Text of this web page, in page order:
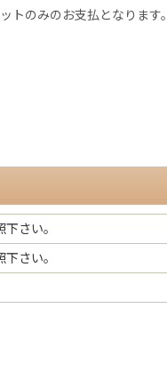
トのみのお支払となります。
さい。
さい。